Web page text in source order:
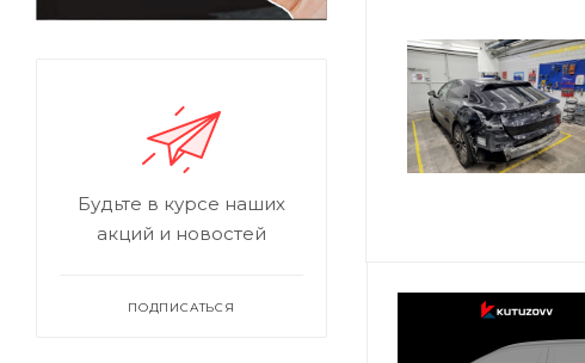
Будьте в курсе наших
акций и новостей
ПОДПИСАТЬСЯ